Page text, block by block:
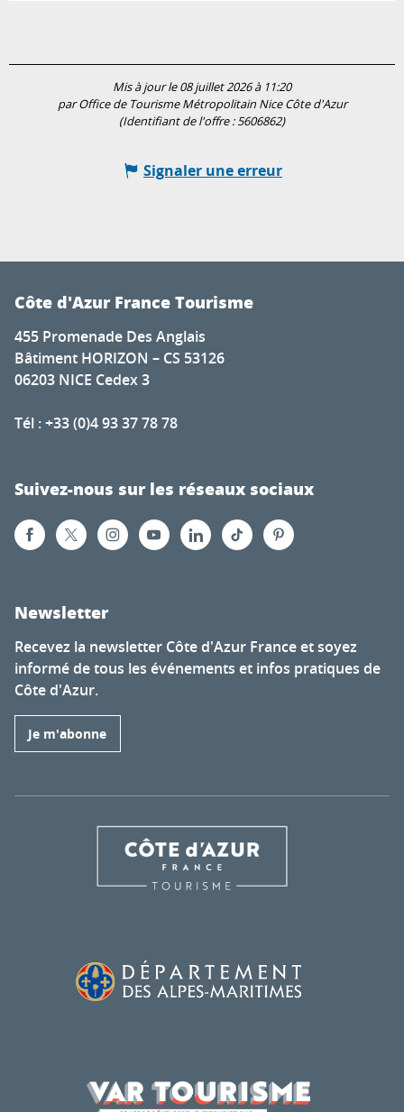
Mis à jour le 08 juillet 2026 à 11:20
par Office de Tourisme Métropolitain Nice Côte d'Azur
(Identifiant de l'offre :5606862)
Signaler une erreur
Côte d'Azur France Tourisme
455 Promenade Des Anglais
Bâtiment HORIZON – CS 53126
06203 NICE Cedex 3
Tél : +33 (0)4 93 37 78 78
Suivez-nous sur les réseaux sociaux
Newsletter
Recevez la newsletter Côte d'Azur France et soyez
informé de tous les événements et infos pratiques de
Côte d'Azur.
Je m'abonne